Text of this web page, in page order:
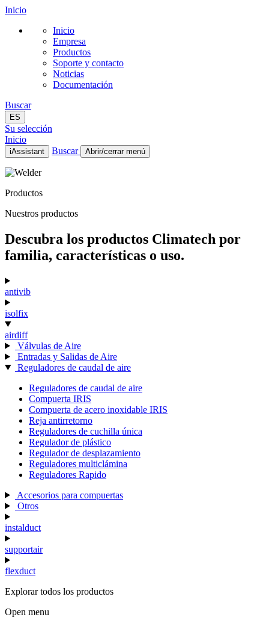
Inicio
Inicio
Empresa
Productos
Soporte y contacto
Noticias
Documentación
Buscar
ES
Su selección
Inicio
iAssistant Buscar Abrir/cerrar menú
Inicio
Productos
Noticias
ES
Productos
Nuestros productos
Descubra los productos Climatech por
familia, características o uso.
antivib
isolfix
airdiff
Válvulas de Aire
Entradas y Salidas de Aire
Reguladores de caudal de aire
Reguladores de caudal de aire
Compuerta IRIS
Compuerta de acero inoxidable IRIS
Reja antirretorno
Reguladores de cuchilla única
Regulador de plástico
Regulador de desplazamiento
Reguladores multiclámina
Reguladores Rapido
Accesorios para compuertas
Otros
instalduct
supportair
flexduct
Explorar todos los productos
Open menu